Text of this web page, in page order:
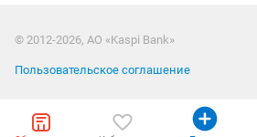
Объявления в Костанае
© 2012-2026, АО «Kaspi Bank»
Пользовательское соглашение